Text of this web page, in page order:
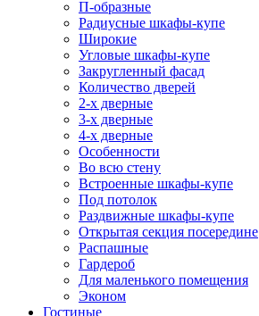
П-образные
Радиусные шкафы-купе
Широкие
Угловые шкафы-купе
Закругленный фасад
Количество дверей
2-х дверные
3-х дверные
4-х дверные
Особенности
Во всю стену
Встроенные шкафы-купе
Под потолок
Раздвижные шкафы-купе
Открытая секция посередине
Распашные
Гардероб
Для маленького помещения
Эконом
Гостиные